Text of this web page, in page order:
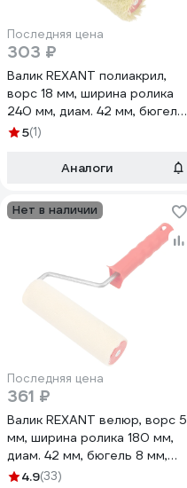
Последняя цена
303 ₽
Валик REXANT полиакрил,
ворс 18 мм, ширина ролика
240 мм, диам. 42 мм, бюгель
6 мм 89-0024
5(1)
Аналоги
Нет в наличии
Последняя цена
361 ₽
Валик REXANT велюр, ворс 5
мм, ширина ролика 180 мм,
диам. 42 мм, бюгель 8 мм,
серия Мастер 89-0007
4.9(33)